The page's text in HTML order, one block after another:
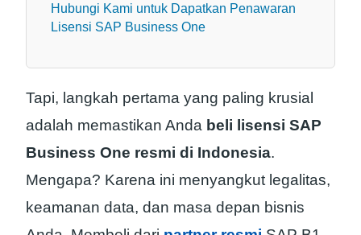
Hubungi Kami untuk Dapatkan Penawaran
Lisensi SAP Business One
Tapi, langkah pertama yang paling krusial
adalah memastikan Anda beli lisensi SAP
Business One resmi di Indonesia.
Mengapa? Karena ini menyangkut legalitas,
keamanan data, dan masa depan bisnis